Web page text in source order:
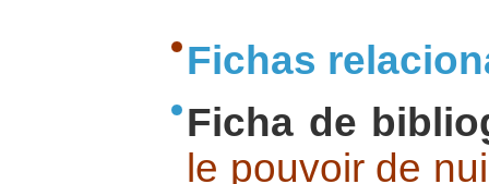
Fichas
Ficha de
le pouvoir de